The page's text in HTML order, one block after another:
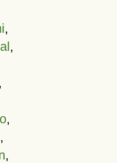
,
,
,
,
,
,